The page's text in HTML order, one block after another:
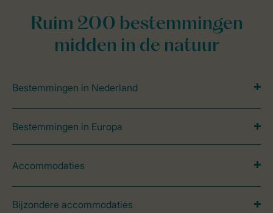
Ruim 200 bestemmingen
midden in de natuur
Bestemmingen in Nederland
Bestemmingen in Europa
Accommodaties
Bijzondere accommodaties